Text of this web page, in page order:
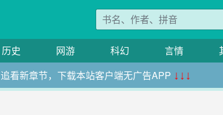
历史 网游 科幻 言情
追看新章节，下载本站客户端无广告APP ↓↓↓